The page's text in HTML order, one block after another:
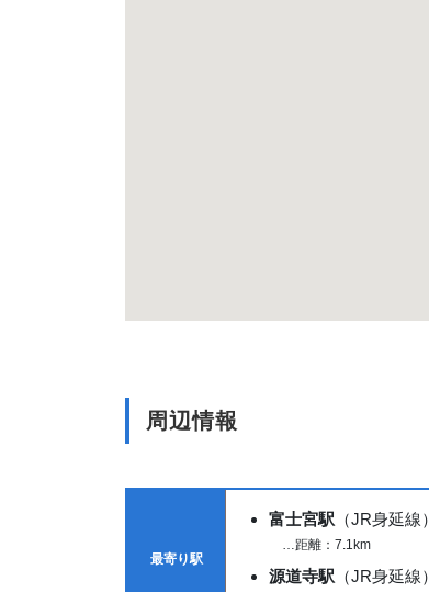
周辺情報
最寄り駅
富士宮駅 （JR身延線）
…距離：7.1km
源道寺駅 （JR身延線）